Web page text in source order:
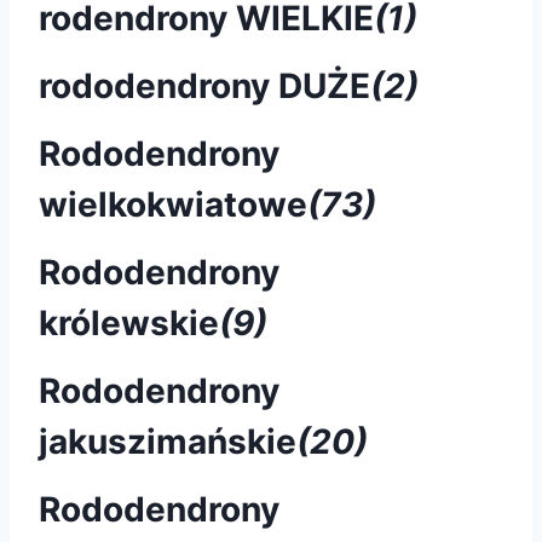
rodendrony WIELKIE(1)
rododendrony DUŻE(2)
Rododendrony
wielkokwiatowe(73)
Rododendrony
królewskie(9)
Rododendrony
jakuszimańskie(20)
Rododendrony